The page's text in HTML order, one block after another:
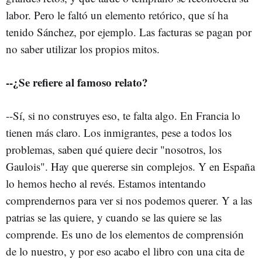
labor. Pero le faltó un elemento retórico, que sí ha
tenido Sánchez, por ejemplo. Las facturas se pagan por
no saber utilizar los propios mitos.
--¿Se refiere al famoso relato?
--Sí, si no construyes eso, te falta algo. En Francia lo
tienen más claro. Los inmigrantes, pese a todos los
problemas, saben qué quiere decir "nosotros, los
Gaulois". Hay que quererse sin complejos. Y en España
lo hemos hecho al revés. Estamos intentando
comprendernos para ver si nos podemos querer. Y a las
patrias se las quiere, y cuando se las quiere se las
comprende. Es uno de los elementos de comprensión
de lo nuestro, y por eso acabo el libro con una cita de